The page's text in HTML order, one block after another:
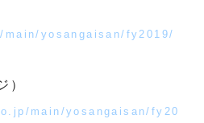
yosangaisan/fy2019/
）
main/yosangaisan/fy20